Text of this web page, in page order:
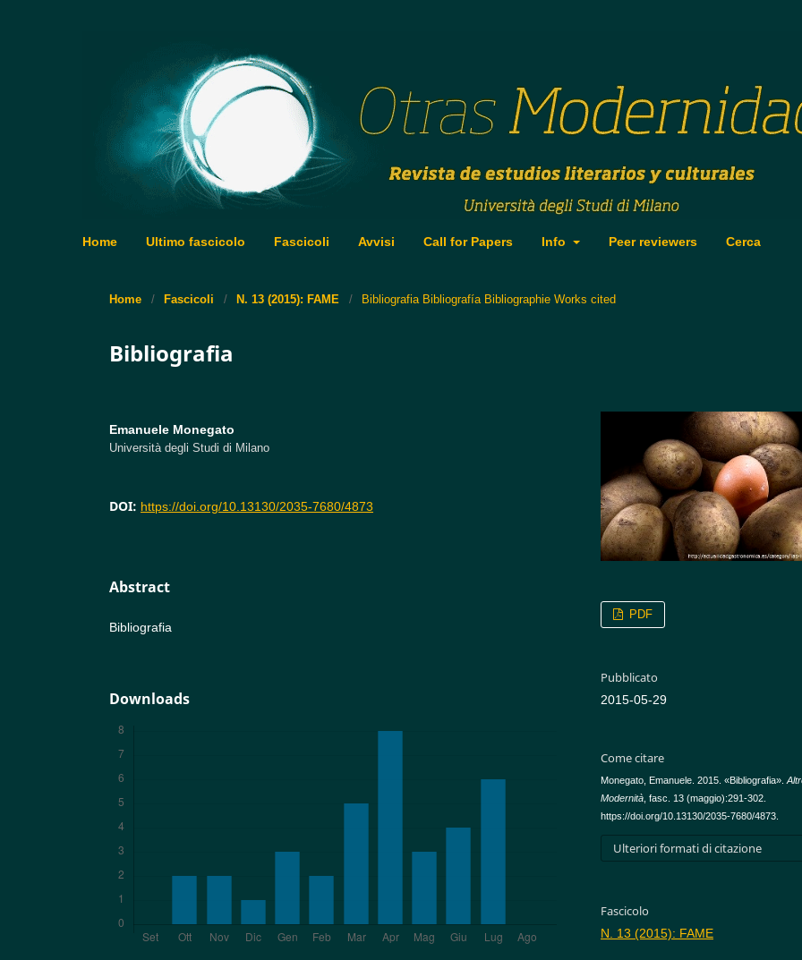
Home Ultimo fascicolo Fascicoli Avvisi Call for Papers Info Peer reviewers Cerca
Home / Fascicoli / N. 13 (2015): FAME / Bibliografia Bibliografía Bibliographie Works cited
Bibliografia
Emanuele Monegato
Università degli Studi di Milano
DOI: https://doi.org/10.13130/2035-7680/4873
Abstract
Bibliografia
Downloads
PDF
Pubblicato
2015-05-29
Come citare
Monegato, Emanuele. 2015. «Bibliografia».
Modernità , fasc. 13 (maggio):291-302.
https://doi.org/10.13130/2035-7680/4873.
Ulteriori formati di citazione
Fascicolo
N. 13 (2015): FAME